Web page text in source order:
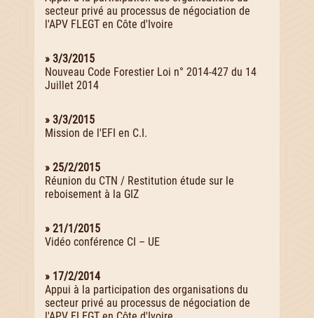
secteur privé au processus de négociation de
l'APV FLEGT en Côte d'Ivoire
» 3/3/2015
Nouveau Code Forestier Loi n° 2014-427 du 14
Juillet 2014
» 3/3/2015
Mission de l'EFI en C.I.
» 25/2/2015
Réunion du CTN / Restitution étude sur le
reboisement à la GIZ
» 21/1/2015
Vidéo conférence CI – UE
» 17/2/2014
Appui à la participation des organisations du
secteur privé au processus de négociation de